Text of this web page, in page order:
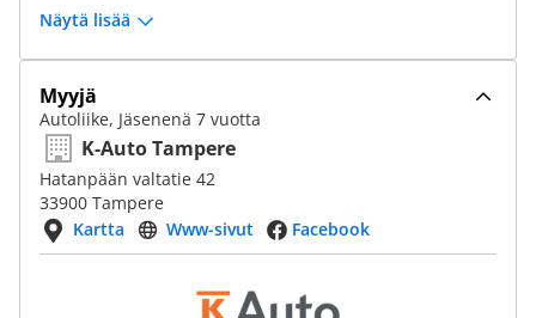
Näytä lisää
Myyjä
Autoliike, Jäsenenä 7 vuotta
K-Auto Tampere
Hatanpään valtatie 42
33900 Tampere
Kartta
Www-sivut Facebook